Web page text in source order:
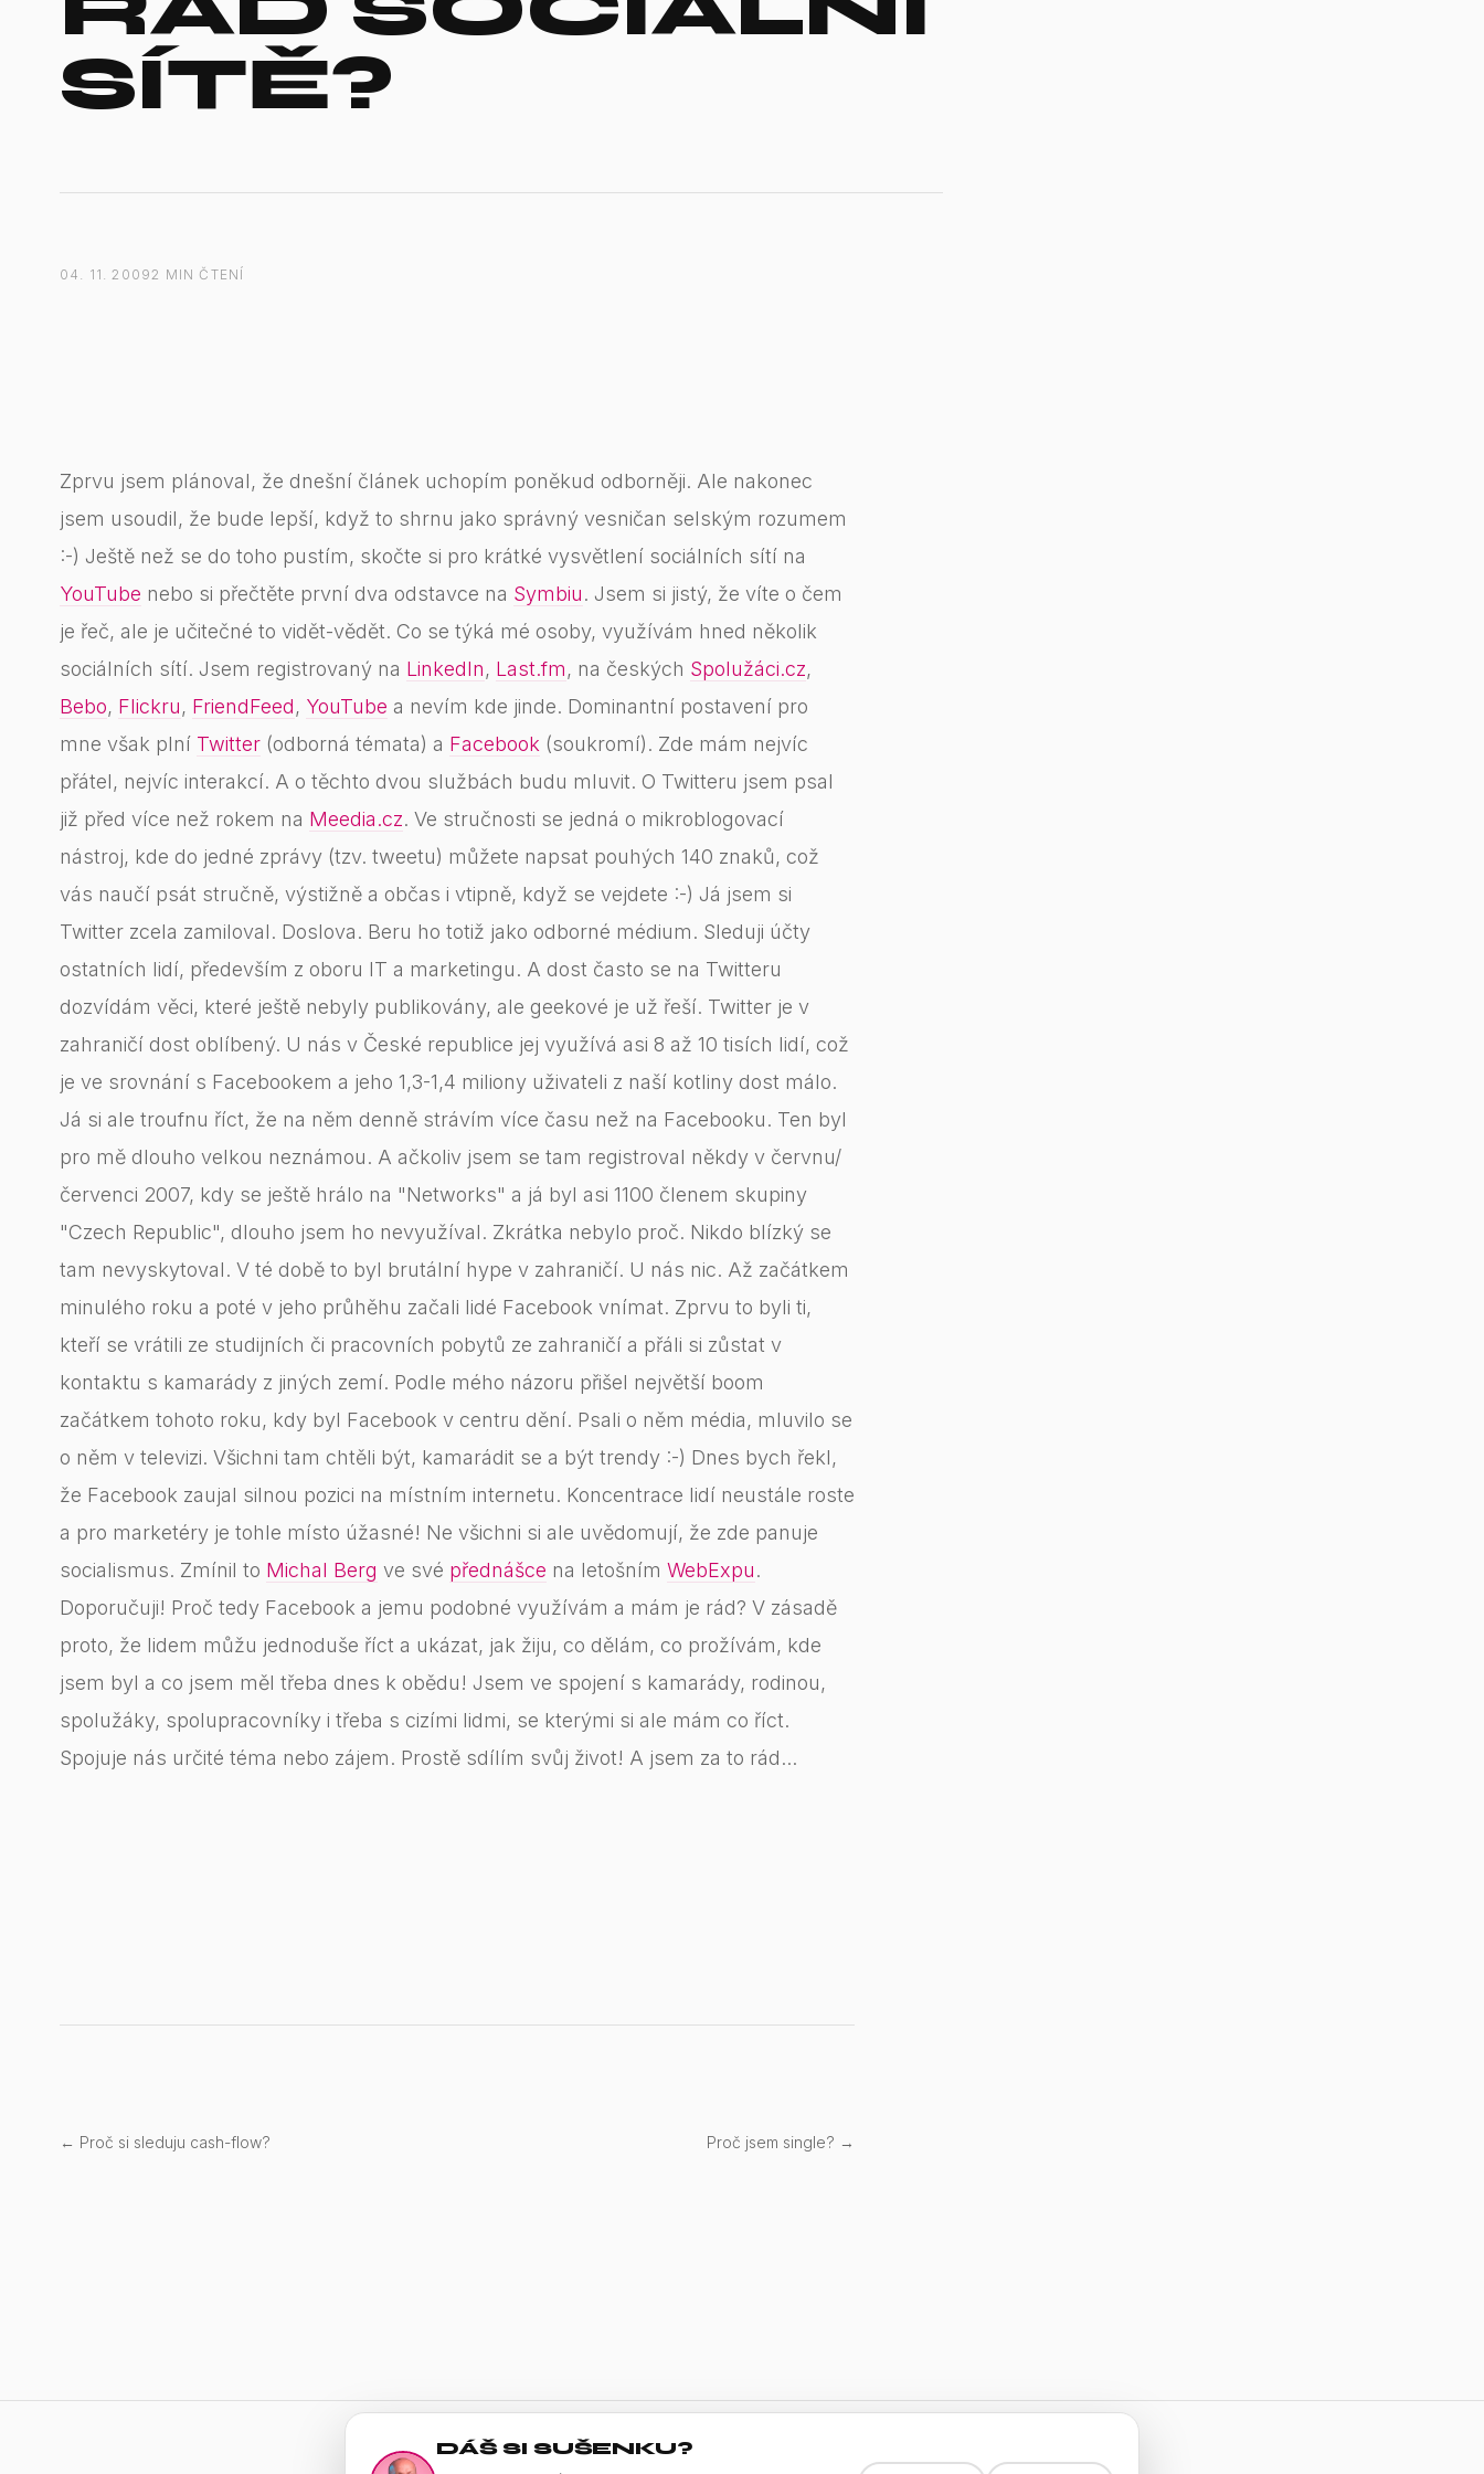
SÍTĚ?
04. 11. 20092 MIN ČTENÍ
Zprvu jsem plánoval, že dnešní článek uchopím poněkud odborněji. Ale nakonec
jsem usoudil, že bude lepší, když to shrnu jako správný vesničan selským rozumem
:-) Ještě než se do toho pustím, skočte si pro krátké vysvětlení sociálních sítí na
YouTube nebo si přečtěte první dva odstavce na Symbiu. Jsem si jistý, že víte o čem
je řeč, ale je učitečné to vidět-vědět. Co se týká mé osoby, využívám hned několik
sociálních sítí. Jsem registrovaný na LinkedIn, Last.fm, na českých Spolužáci.cz,
Bebo, Flickru, FriendFeed, YouTube a nevím kde jinde. Dominantní postavení pro
mne však plní Twitter(odborná témata) a Facebook (soukromí). Zde mám nejvíc
přátel, nejvíc interakcí. A o těchto dvou službách budu mluvit. O Twitteru jsem psal
již před více než rokem na Meedia.cz. Ve stručnosti se jedná o mikroblogovací
nástroj, kde do jedné zprávy (tzv. tweetu) můžete napsat pouhých 140 znaků, což
vás naučí psát stručně, výstižně a občas i vtipně, když se vejdete :-) Já jsem si
Twitter zcela zamiloval. Doslova. Beru ho totiž jako odborné médium. Sleduji účty
ostatních lidí, především z oboru IT a marketingu. A dost často se na Twitteru
dozvídám věci, které ještě nebyly publikovány, ale geekové je už řeší. Twitter je v
zahraničí dost oblíbený. U nás v České republice jej využívá asi 8 až 10 tisích lidí, což
je ve srovnání s Facebookem a jeho 1,3-1,4 miliony uživateli z naší kotliny dost málo.
Já si ale troufnu říct, že na něm denně strávím více času než na Facebooku. Ten byl
pro mě dlouho velkou neznámou. A ačkoliv jsem se tam registroval někdy v červnu/
červenci 2007, kdy se ještě hrálo na "Networks" a já byl asi 1100 členem skupiny
"Czech Republic", dlouho jsem ho nevyužíval. Zkrátka nebylo proč. Nikdo blízký se
tam nevyskytoval. V té době to byl brutální hype v zahraničí. U nás nic. Až začátkem
minulého roku a poté v jeho průhěhu začali lidé Facebook vnímat. Zprvu to byli ti,
kteří se vrátili ze studijních či pracovních pobytů ze zahraničí a přáli si zůstat v
kontaktu s kamarády z jiných zemí. Podle mého názoru přišel největší boom
začátkem tohoto roku, kdy byl Facebook v centru dění. Psali o něm média, mluvilo se
o něm v televizi. Všichni tam chtěli být, kamarádit se a být trendy :-) Dnes bych řekl,
že Facebook zaujal silnou pozici na místním internetu. Koncentrace lidí neustále roste
a pro marketéry je tohle místo úžasné! Ne všichni si ale uvědomují, že zde panuje
socialismus. Zmínil to Michal Berg ve své přednášce na letošním WebExpu.
Doporučuji! Proč tedy Facebook a jemu podobné využívám a mám je rád? V zásadě
proto, že lidem můžu jednoduše říct a ukázat, jak žiju, co dělám, co prožívám, kde
jsem byl a co jsem měl třeba dnes k obědu! Jsem ve spojení s kamarády, rodinou,
spolužáky, spolupracovníky i třeba s cizími lidmi, se kterými si ale mám co říct.
Spojuje nás určité téma nebo zájem. Prostě sdílím svůj život! A jsem za to rád...
← Proč si sleduju cash-flow? Proč jsem single? →
DÁŠ SI SUŠENKU?